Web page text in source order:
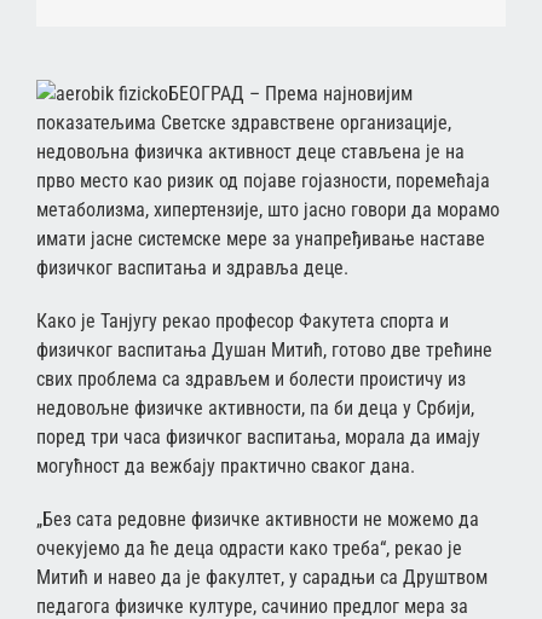
БЕОГРАД – Према најновијим
показатељима Светске здравствене организације,
недовољна физичка активност деце стављена је на
прво место као ризик од појаве гојазности, поремећаја
метаболизма, хипертензије, што јасно говори да морамо
имати јасне системске мере за унапређивање наставе
физичког васпитања и здравља деце.
Како је Танјугу рекао професор Факутета спорта и
физичког васпитања Душан Митић, готово две трећине
свих проблема са здрављем и болести проистичу из
недовољне физичке активности, па би деца у Србији,
поред три часа физичког васпитања, морала да имају
могућност да вежбају практично сваког дана.
„Без сата редовне физичке активности не можемо да
очекујемо да ће деца одрасти како треба“, рекао је
Митић и навео да је факултет, у сарадњи са Друштвом
педагога физичке културе, сачинио предлог мера за